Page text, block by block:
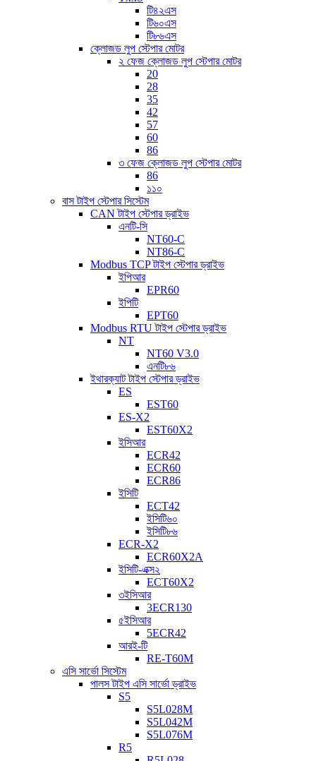
টি৪২এস
টি৬০এস
টি৮৬এস
ক্লোজড লুপ স্টেপার মোটর
২ ফেজ ক্লোজড লুপ স্টেপার মোটর
20
28
35
42
57
60
86
৩ ফেজ ক্লোজড লুপ স্টেপার মোটর
86
১১০
বাস টাইপ স্টেপার সিস্টেম
CAN টাইপ স্টেপার ড্রাইভ
এনটি-সি
NT60-C
NT86-C
Modbus TCP টাইপ স্টেপার ড্রাইভ
ইপিআর
EPR60
ইপিটি
EPT60
Modbus RTU টাইপ স্টেপার ড্রাইভ
NT
NT60 V3.0
এনটি৮৬
ইথারক্যাট টাইপ স্টেপার ড্রাইভ
ES
EST60
ES-X2
EST60X2
ইসিআর
ECR42
ECR60
ECR86
ইসিটি
ECT42
ইসিটি৬০
ইসিটি৮৬
ECR-X2
ECR60X2A
ইসিটি-এক্স২
ECT60X2
৩ইসিআর
3ECR130
৫ইসিআর
5ECR42
আরই-টি
RE-T60M
এসি সার্ভো সিস্টেম
পালস টাইপ এসি সার্ভো ড্রাইভ
S5
S5L028M
S5L042M
S5L076M
R5